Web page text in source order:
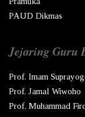
PAUD Dikmas
Jejaring Guru
Prof. Imam
Prof. Jamal Wiwoho
Prof. Muhammad